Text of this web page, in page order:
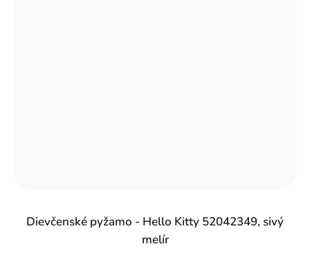
Dievčenské pyžamo - Hello Kitty 52042349, sivý
melír